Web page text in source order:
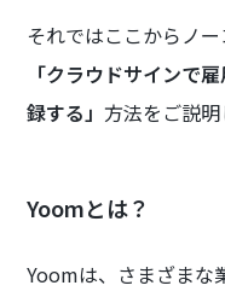
それではここからノー
「クラウドサインで
録する」 方法をご説明
Yoomとは？
Yoomは、さまざまな